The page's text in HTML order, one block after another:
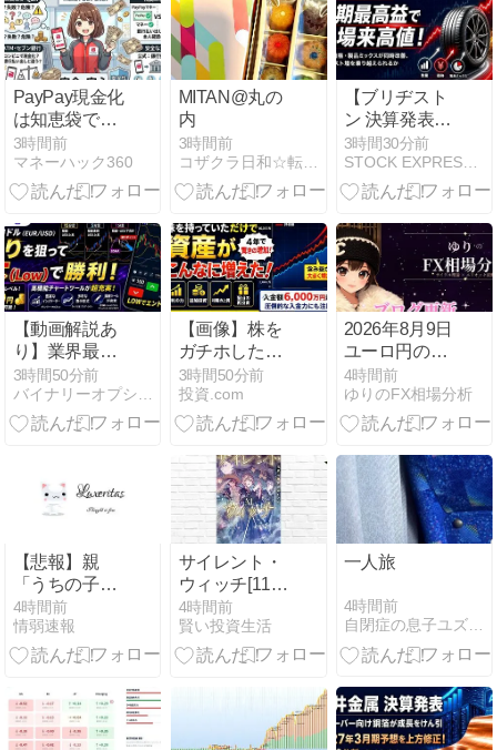
ｗ
騰or暴落？
8.09
PayPay現金化
は知恵袋で何
と言われて
る？口コミと
安全な方法を
3時間前
マネーハック360
MITAN@丸の
内
3時間前
コザクラ日和☆転妻、福岡で暮らす
【ブリヂスト
ン 決算発表】
上期最高益で
上場来高値！
数量・価格・
が同時改善、
下期コスト増
を乗り越えら
れるか
3時間30分前
STOCK EXPRESS【株式特急】
【動画解説あ
り】業界最安
の100円エン
トリー！ブビ
ンガの超高機
方法
3時間50分前
【画像】株を
ガチホした結
果、資産がと
んでもないこ
とになるｗｗ
3時間50分前
投資.com
2026年8月9日
ユーロ円のゆ
り相場分析🌟
4時間前
ゆりのFX相場分析
【悲報】親
「うちの子に
はゲームは買
い与えませ
ん。本だけで
4時間前
情弱速報
サイレント・
ウィッチ[11
巻] Audibleに
降臨【あらす
じ・読みどこ
事件の背景に
ルイスにまつ
4時間前
賢い投資生活
一人旅
4時間前
自閉症の息子ユズヒコ、時々エルメスと宝塚の話